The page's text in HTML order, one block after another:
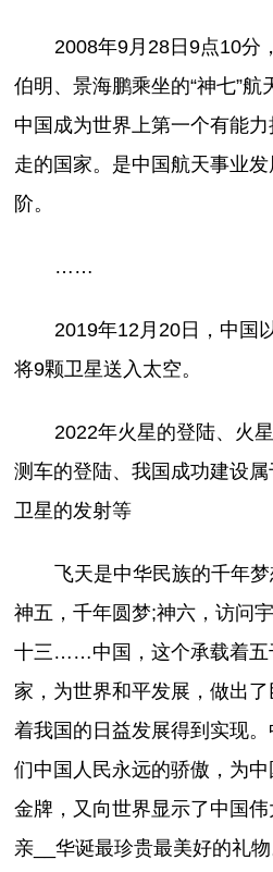
2008年9月28日9点10分
伯明、景海鹏乘坐的“神七”航
中国成为世界上第一个有能
走的国家。是中国航天事业
阶。
……
2019年12月20日，中国
将9颗卫星送入太空。
2022年火星的登陆、火
测车的登陆、我国成功建设
卫星的发射等
飞天是中华民族的千年梦
神五，千年圆梦;神六，访问
十三……中国，这个承载着五
家，为世界和平发展，做出
着我国的日益发展得到实现
们中国人民永远的骄傲，为
金牌，又向世界显示了中国
亲__华诞最珍贵最美好的礼物